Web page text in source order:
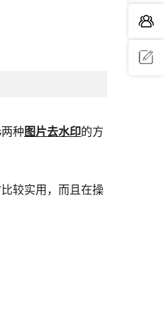
种图片去水印的方
较实用，而且在操